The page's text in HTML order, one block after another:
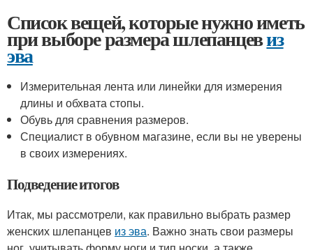
Список вещей, которые нужно иметь
при выборе размера шлепанцевиз
эва
Измерительная лента или линейки для измерения
длины и обхвата стопы.
Обувь для сравнения размеров.
Специалист в обувном магазине, если вы не уверены
в своих измерениях.
Подведение итогов
Итак, мы рассмотрели, как правильно выбрать размер
женских шлепанцев из эва. Важно знать свои размеры